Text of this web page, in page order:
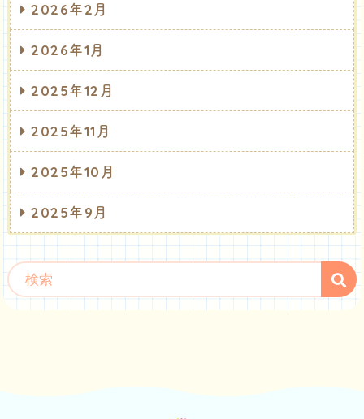
2026年2月
2026年1月
2025年12月
2025年11月
2025年10月
2025年9月